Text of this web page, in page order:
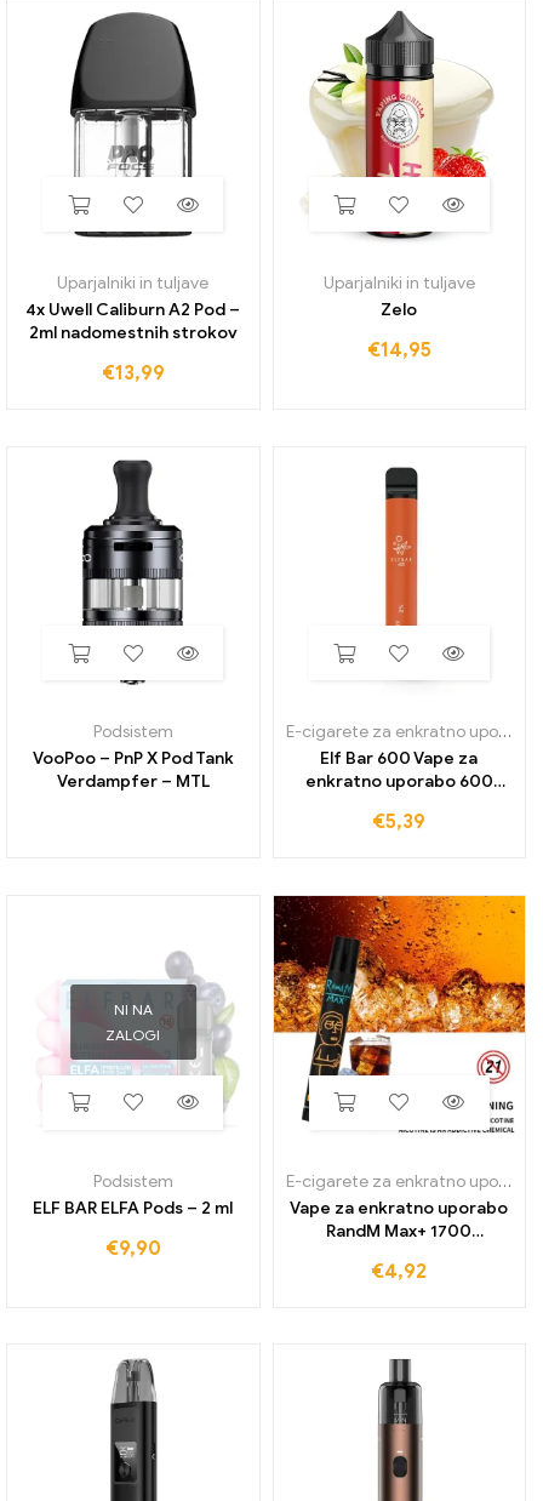
Uparjalniki in tuljave
4x Uwell Caliburn A2 Pod –
2ml nadomestnih strokov
€13,99
Uparjalniki in tuljave
Zelo
€14,95
Podsistem
VooPoo – PnP X Pod Tank
Verdampfer – MTL
E-cigarete za enkratno uporabo
Elf Bar 600 Vape za
enkratno uporabo 600
€5,39
NI NA
ZALOGI
Podsistem
ELF BAR ELFA Pods – 2 ml
€9,90
E-cigarete za enkratno uporabo
Vape za enkratno uporabo
RandM Max+ 1700
€4,92